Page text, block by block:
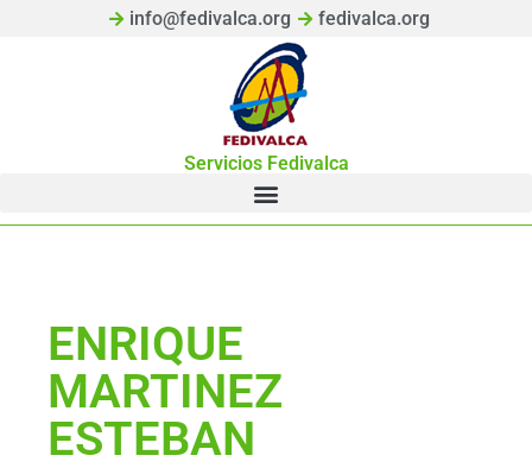
info@fedivalca.org fedivalca.org
Servicios Fedivalca
ENRIQUE
MARTINEZ
ESTEBAN